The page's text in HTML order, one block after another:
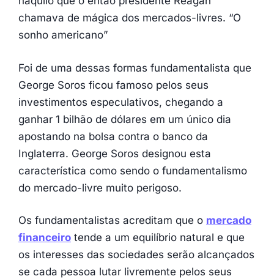
chamava de mágica dos mercados-livres. “O
sonho americano”
Foi de uma dessas formas fundamentalista que
George Soros ficou famoso pelos seus
investimentos especulativos, chegando a
ganhar 1 bilhão de dólares em um único dia
apostando na bolsa contra o banco da
Inglaterra. George Soros designou esta
característica como sendo o fundamentalismo
do mercado-livre muito perigoso.
Os fundamentalistas acreditam que o mercado
financeiro tende a um equilíbrio natural e que
os interesses das sociedades serão alcançados
se cada pessoa lutar livremente pelos seus